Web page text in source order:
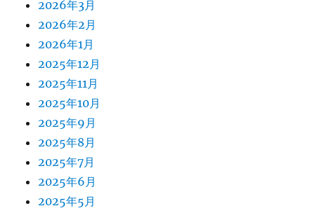
2026年3月
2026年2月
2026年1月
2025年12月
2025年11月
2025年10月
2025年9月
2025年8月
2025年7月
2025年6月
2025年5月